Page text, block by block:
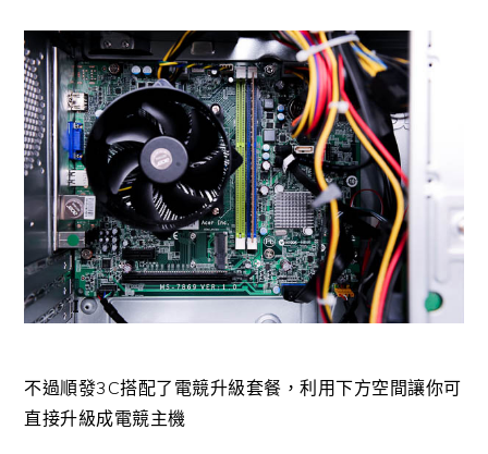
不過順發3C搭配了電競升級套餐，利用下方空間讓你可
直接升級成電競主機